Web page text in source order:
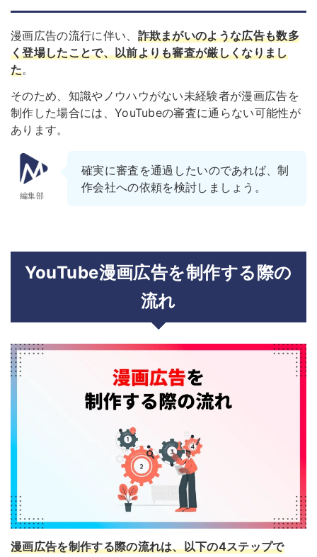
漫画広告の流行に伴い、 詐欺まがいのような広告も数多
く登場したことで、以前よりも審査が厳しくなりまし
た。
そのため、知識やノウハウがない未経験者が漫画広告を
制作した場合には、YouTubeの審査に通らない可能性が
あります。
編集部
確実に審査を通過したいのであれば、制
作会社への依頼を検討しましょう。
YouTube漫画広告を制作する際の
流れ
漫画広告を制作する際の流れは、以下の4ステップで